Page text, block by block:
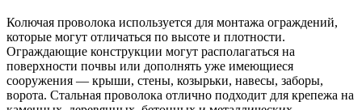
Колючая проволока используется для монтажа ограждений,
которые могут отличаться по высоте и плотности.
Ограждающие конструкции могут располагаться на
поверхности почвы или дополнять уже имеющиеся
сооружения — крыши, стены, козырьки, навесы, заборы,
ворота. Стальная проволока отлично подходит для крепежа на